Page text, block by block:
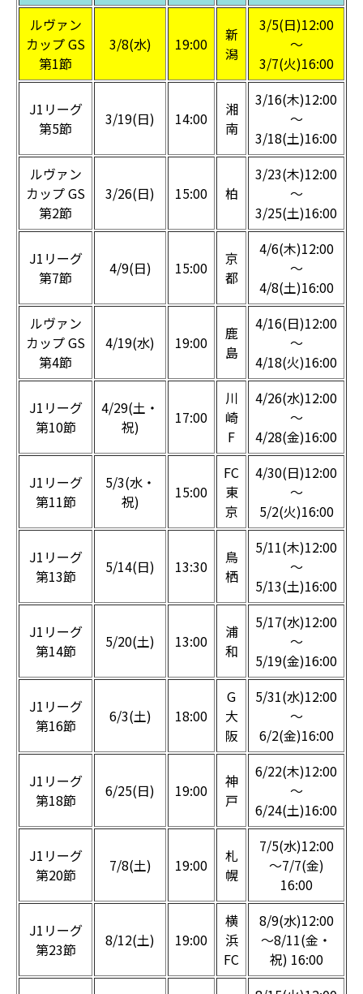
ルヴァン
カップ GS
第1節
3/8(水) 19:00
新
潟
3/5(日)12:00
～
3/7(火)16:00
J1リーグ
第5節
3/19(日) 14:00
湘
南
3/16(木)12:00
～
3/18(土)16:00
ルヴァン
カップ GS
第2節
3/26(日) 15:00 柏
3/23(木)12:00
～
3/25(土)16:00
J1リーグ
第7節
4/9(日) 15:00
京
都
4/6(木)12:00
～
4/8(土)16:00
ルヴァン
カップ GS
第4節
4/19(水) 19:00
鹿
島
4/16(日)12:00
～
4/18(火)16:00
J1リーグ
第10節
4/29(土・
祝)
17:00
川
崎
F
4/26(水)12:00
～
4/28(金)16:00
J1リーグ
第11節
5/3(水・
祝)
15:00
FC
東
京
4/30(日)12:00
～
5/2(火)16:00
J1リーグ
第13節
5/14(日) 13:30
鳥
栖
5/11(木)12:00
～
5/13(土)16:00
J1リーグ
第14節
5/20(土) 13:00
浦
和
5/17(水)12:00
～
5/19(金)16:00
J1リーグ
第16節
6/3(土) 18:00
G
大
阪
5/31(水)12:00
～
6/2(金)16:00
J1リーグ
第18節
6/25(日) 19:00
神
戸
6/22(木)12:00
～
6/24(土)16:00
J1リーグ
第20節
7/8(土) 19:00
札
幌
7/5(水)12:00
～7/7(金)
16:00
J1リーグ
第23節
8/12(土) 19:00
横
浜
FC
8/9(水)12:00
～8/11(金・
祝) 16:00